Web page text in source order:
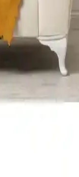
Home 3.3.1.1 ile Faiend
malzeme,
inceler; kullanıcı
Çekyat Örtüsü:
ve Estetik Bir
tamamlar.